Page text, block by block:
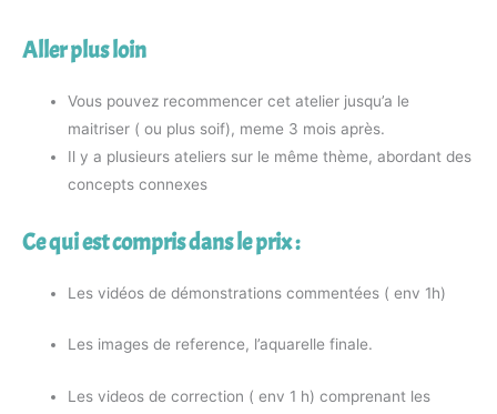
Aller plus loin
Vous pouvez recommencer cet atelier jusqu’a le
maitriser ( ou plus soif), meme 3 mois après.
Il y a plusieurs ateliers sur le même thème, abordant des
concepts connexes
Ce qui est compris dans le prix :
Les vidéos de démonstrations commentées ( env 1h)
Les images de reference, l’aquarelle finale.
Les videos de correction ( env 1 h) comprenant les